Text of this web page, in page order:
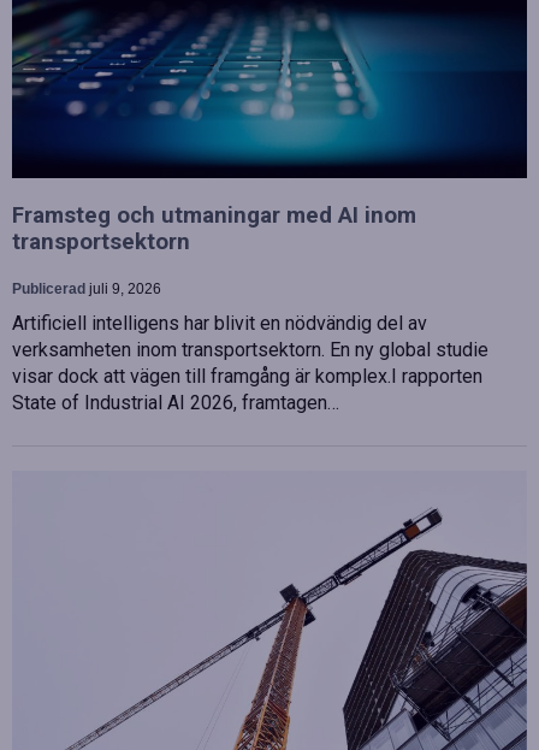
Framsteg och utmaningar med AI inom
transportsektorn
Publicerad juli 9, 2026
Artificiell intelligens har blivit en nödvändig del av
verksamheten inom transportsektorn. En ny global studie
visar dock att vägen till framgång är komplex.I rapporten
State of Industrial AI 2026, framtagen…